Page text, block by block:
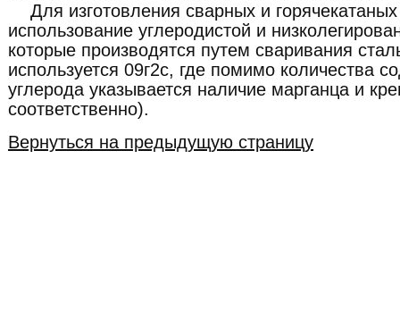
Для изготовления сварных и
использование углеродистой и
которые производятся путем сваривания
используется 09г2с, где помимо количества
углерода указывается наличие марганца и
соответственно).
Вернуться на предыдущую страницу